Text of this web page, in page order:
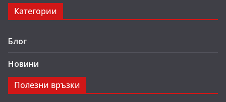
Категории
Блог
Новини
Полезни връзки